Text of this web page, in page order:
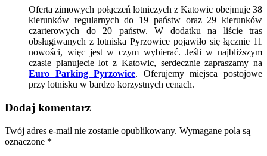
Oferta zimowych połączeń lotniczych z Katowic obejmuje 38
kierunków regularnych do 19 państw oraz 29 kierunków
czarterowych do 20 państw. W dodatku na liście tras
obsługiwanych z lotniska Pyrzowice pojawiło się łącznie 11
nowości, więc jest w czym wybierać. Jeśli w najbliższym
czasie planujecie lot z Katowic, serdecznie zapraszamy na
Euro Parking Pyrzowice. Oferujemy miejsca postojowe
przy lotnisku w bardzo korzystnych cenach.
Dodaj komentarz
Twój adres e-mail nie zostanie opublikowany. Wymagane pola są
oznaczone *